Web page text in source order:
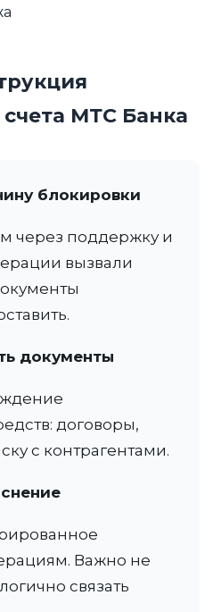
МТС Банка
блокировки
через поддержку и
вызвали
документы
договоры,
с контрагентами.
Важно не
связать